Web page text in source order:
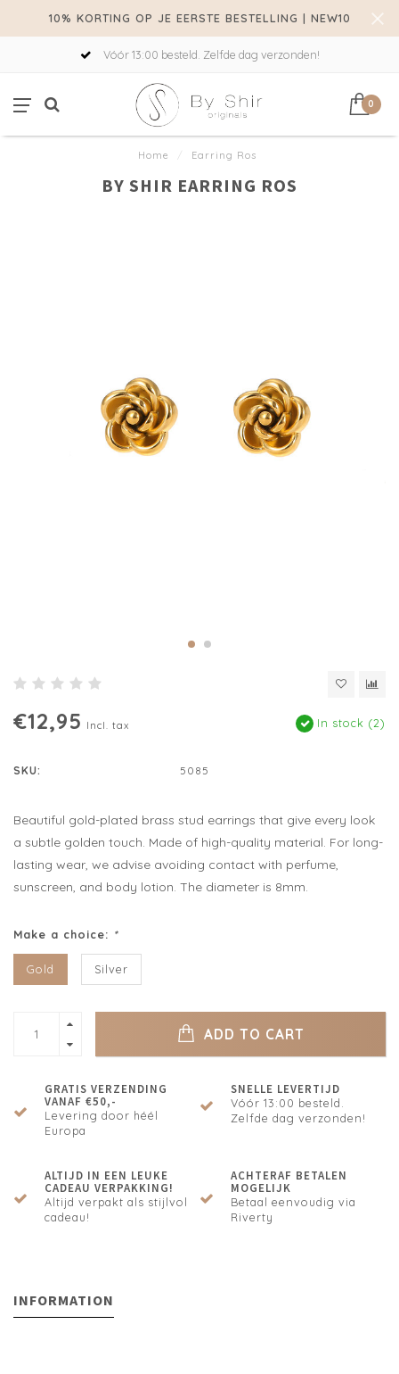
10% KORTING OP JE EERSTE BESTELLING | NEW10
Vóór 13:00 besteld. Zelfde dag verzonden!
0
Home / Earring Ros
BY SHIR EARRING ROS
€12,95 Incl. tax In stock (2)
SKU: 5085
Beautiful gold-plated brass stud earrings that give every look
a subtle golden touch. Made of high-quality material. For long-
lasting wear, we advise avoiding contact with perfume,
sunscreen, and body lotion. The diameter is 8mm.
Make a choice: *
Gold Silver
ADD TO CART
GRATIS VERZENDING
VANAF €50,-
Levering door héél
Europa
SNELLE LEVERTIJD
Vóór 13:00 besteld.
Zelfde dag verzonden!
ALTIJD IN EEN LEUKE
CADEAU VERPAKKING!
Altijd verpakt als stijlvol
cadeau!
ACHTERAF BETALEN
MOGELIJK
Betaal eenvoudig via
Riverty
INFORMATION